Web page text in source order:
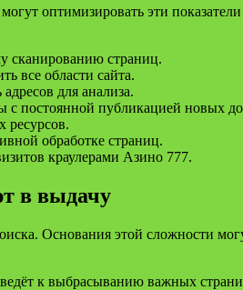
оптимизировать эти
сканированию страниц.
все области сайта.
для анализа.
с постоянной публикацией новых
ресурсов.
обработке страниц.
краулерами Азино 777.
в выдачу
Основания этой сложности
к выбрасыванию важных